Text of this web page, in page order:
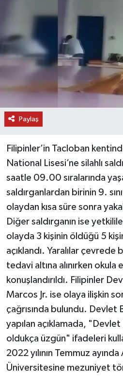
Paylaş
Filipinler’in Tacloban
National Lisesi’ne silahlı
saatle 09.00 sıralarında
saldırganlardan birinin 9.
olaydan kısa süre sonra
Diğer saldırganın ise
olayda 3 kişinin öldüğü 5
açıklandı. Yaralılar
tedavi altına alınırken
konuşlandırıldı. Filipinler
Marcos Jr. ise olaya ilişkin
çağrısında bulundu. Devlet
yapılan açıklamada, "Devlet
oldukça üzgün" ifadeleri
2022 yılının Temmuz
Üniversitesine mezuniyet
DÜNYA
EĞİTİM
RÖPORTAJ
VİDEO HABERLER
YAZARLAR
RESMİ İLAN
MAGAZİN